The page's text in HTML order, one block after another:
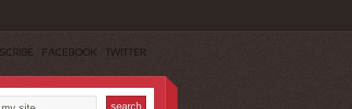
FACEBOOK TWITTER